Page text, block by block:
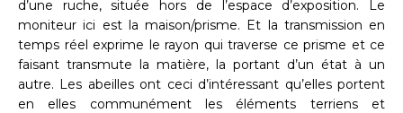
d’une ruche, située hors de l’espace d’exposition. Le
moniteur ici est la maison/prisme. Et la transmission en
temps réel exprime le rayon qui traverse ce prisme et ce
faisant transmute la matière, la portant d’un état à un
autre. Les abeilles ont ceci d’intéressant qu’elles portent
en elles communément les éléments terriens et